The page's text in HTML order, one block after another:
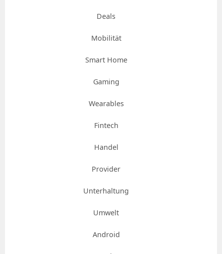
Deals
Mobilität
Smart Home
Gaming
Wearables
Fintech
Handel
Provider
Unterhaltung
Umwelt
Android